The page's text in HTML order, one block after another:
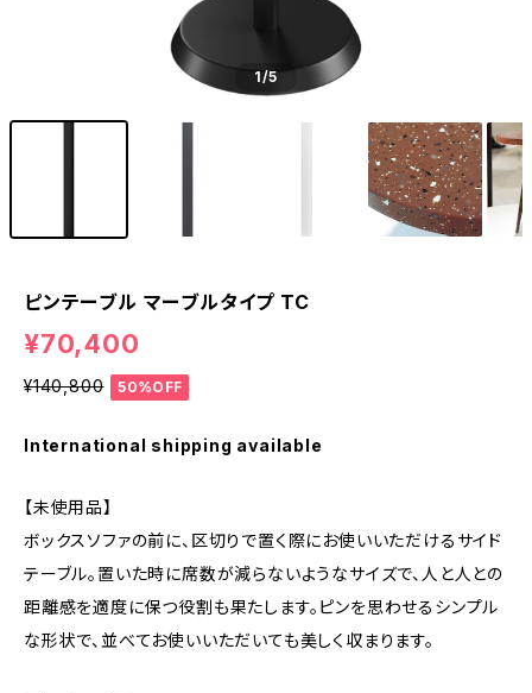
1/5
ピンテーブル マーブルタイプ TC
¥70,400
¥140,800 50%OFF
International shipping available
【未使用品】
ボックスソファの前に、区切りで置く際にお使いいただけるサイド
テーブル。置いた時に席数が減らないようなサイズで、人と人との
距離感を適度に保つ役割も果たします。ピンを思わせるシンプル
な形状で、並べてお使いいただいても美しく収まります。